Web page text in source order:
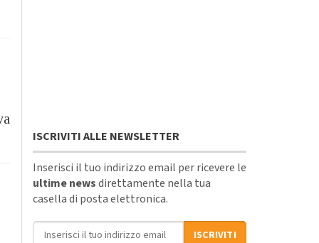
ISCRIVITI ALLE NEWSLETTER
Inserisci il tuo indirizzo email per ricevere le
ultime newsdirettamente nella tua
casella di posta elettronica.
Indirizzo email
ISCRIVITI